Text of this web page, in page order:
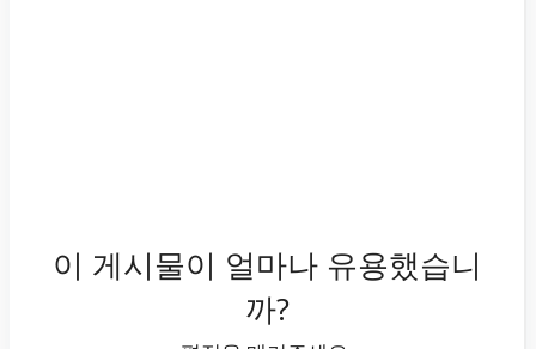
이 게시물이 얼마나 유용했습니
까?